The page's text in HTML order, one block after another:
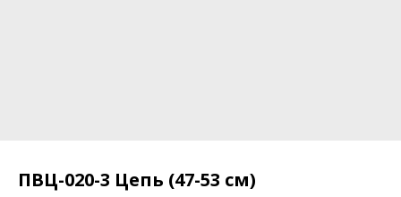
ПВЦ-020-3 Цепь (47-53 см)